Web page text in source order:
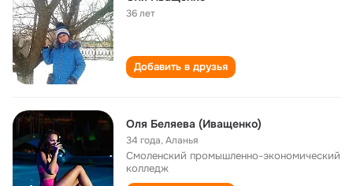
36 лет
Добавить в друзья
Оля Беляева (Иващенко)
34 года,Аланья
Смоленский промышленно-экономический
колледж